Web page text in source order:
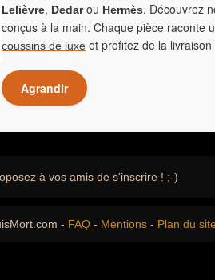
Lelièvre, Dedarou Hermès. Découvrez
conçus à la main. Chaque pièce raconte
coussins de luxe et profitez de la livraison
Agrandir
à vos amis de s'inscrire ! ;-)
- FAQ - Mentions - Plan du site